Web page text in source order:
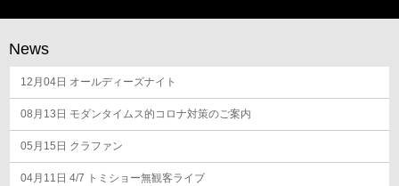
ビ
ゲ
ー
シ
ョ
ン
News
12月04日 オールディーズナイト
08月13日 モダンタイムス的コロナ対策のご案内
05月15日 クラファン
04月11日 4/7 トミショー無観客ライブ